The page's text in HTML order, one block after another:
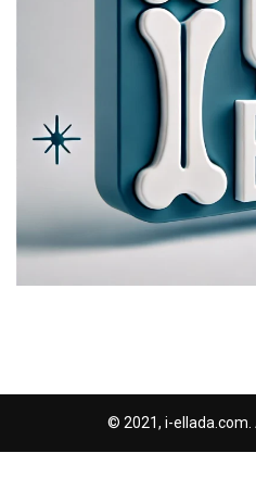
© 2021, i-ellada.com.